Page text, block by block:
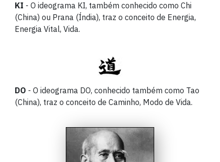
KI - O ideograma KI, também conhecido como Chi
(China) ou Prana (Índia), traz o conceito de Energia,
Energia Vital, Vida.
DO - O ideograma DO, conhecido também como Tao
(China), traz o conceito de Caminho, Modo de Vida.